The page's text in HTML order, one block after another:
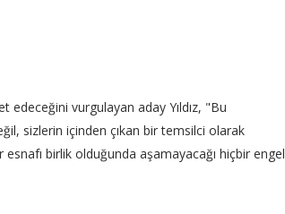
vurgulayan aday Yıldız, "Bu
sizlerin içinden çıkan bir temsilci olarak
birlik olduğunda aşamayacağı hiçbir engel